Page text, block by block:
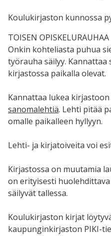
Koulukirjaston kunnossa
TOISEN
Onkin kohteliasta puhua
työrauha säilyy.
kirjastossa paikalla olevat.
Kannattaa lukea
sanomalehtiä. Lehti pitää
omalle paikalleen hyllyyn.
Lehti- ja kirjatoiveita voi
Kirjastossa on muutamia
on erityisesti
säilyvät tallessa.
Koulukirjaston kirjat
kaupunginkirjaston PIKI-